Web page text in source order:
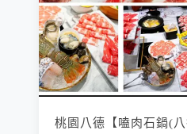
桃園八德【嗑肉石鍋(